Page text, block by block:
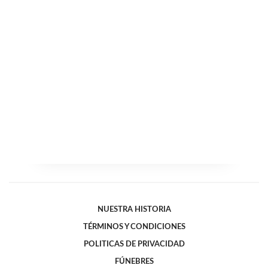
NUESTRA HISTORIA
TÉRMINOS Y CONDICIONES
POLITICAS DE PRIVACIDAD
FÚNEBRES